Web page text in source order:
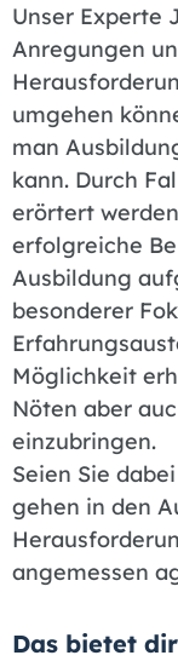
Unser Experte
Anregungen
umgehen
man
kann. Durch
erörtert
erfolgreiche
Ausbildung
besonderer
Möglichkeit
Nöten aber
einzubringen.
Seien Sie
gehen in den
angemessen
Das bietet